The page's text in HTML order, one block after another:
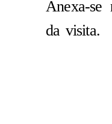
Anexa-se
da visita.